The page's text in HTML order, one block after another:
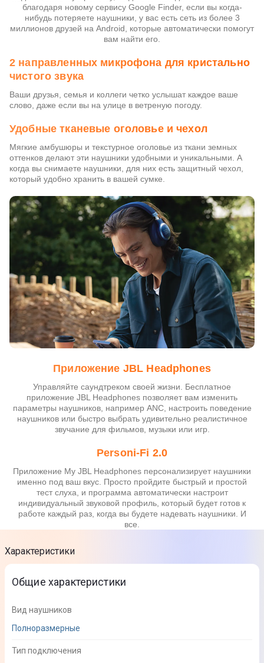
благодаря новому сервису Google Finder, если вы когда-
нибудь потеряете наушники, у вас есть сеть из более 3
миллионов друзей на Android, которые автоматически помогут
вам найти его.
2 направленных микрофона для кристально
чистого звука
Ваши друзья, семья и коллеги четко услышат каждое ваше
слово, даже если вы на улице в ветреную погоду.
Удобные тканевые оголовье и чехол
Мягкие амбушюры и текстурное оголовье из ткани земных
оттенков делают эти наушники удобными и уникальными. А
когда вы снимаете наушники, для них есть защитный чехол,
который удобно хранить в вашей сумке.
Приложение JBL Headphones
Управляйте саундтреком своей жизни. Бесплатное
приложение JBL Headphones позволяет вам изменить
параметры наушников, например ANC, настроить поведение
наушников или быстро выбрать удивительно реалистичное
звучание для фильмов, музыки или игр.
Personi-Fi 2.0
Приложение My JBL Headphones персонализирует наушники
именно под ваш вкус. Просто пройдите быстрый и простой
тест слуха, и программа автоматически настроит
индивидуальный звуковой профиль, который будет готов к
работе каждый раз, когда вы будете надевать наушники. И
все.
Характеристики
Общие характеристики
Вид наушников
Полноразмерные
Тип подключения